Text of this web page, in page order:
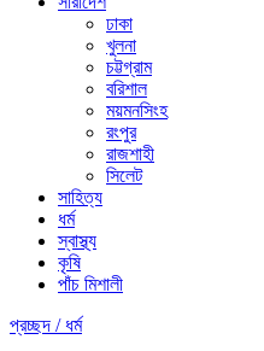
ঢাকা
খুলনা
চট্টগ্রাম
বরিশাল
ময়মনসিংহ
রংপুর
রাজশাহী
সিলেট
সাহিত্য
ধর্ম
স্বাস্থ্য
কৃষি
পাঁচ মিশালী
প্রচ্ছদ / ধর্ম